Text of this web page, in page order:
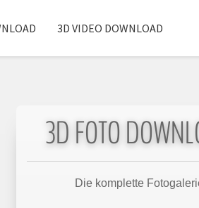
3D VIDEO DOWNLOAD
3D FOTO
Die komplette